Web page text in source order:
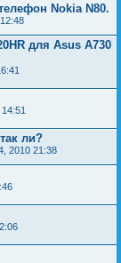
Nokia N80.
для Asus A730
ли?
2010 21:38